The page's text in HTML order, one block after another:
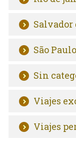
Salvador
São
Sin
Viajes
Viajes